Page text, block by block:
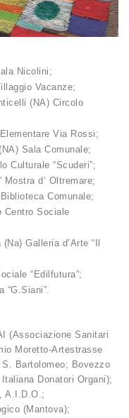
Nicolini;
Vacanze;
(NA) Circolo
Via Rossi;
Sala Comunale;
Culturale “Scuderi”;
Mostra d’ Oltremare;
Comunale;
Centro Sociale
Galleria d’Arte “Il
“Edilfutura”;
“G.Siani”.
(Associazione Sanitari
Moretto-Artestrasse
Bartolomeo; Bovezzo
Donatori Organi);
A.I.D.O.;
(Mantova);